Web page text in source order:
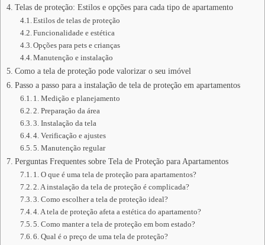
Telas de proteção: Estilos e opções para cada tipo de apartamento
Estilos de telas de proteção
Funcionalidade e estética
Opções para pets e crianças
Manutenção e instalação
Como a tela de proteção pode valorizar o seu imóvel
Passo a passo para a instalação de tela de proteção em apartamentos
1. Medição e planejamento
2. Preparação da área
3. Instalação da tela
4. Verificação e ajustes
5. Manutenção regular
Perguntas Frequentes sobre Tela de Proteção para Apartamentos
1. O que é uma tela de proteção para apartamentos?
2. A instalação da tela de proteção é complicada?
3. Como escolher a tela de proteção ideal?
4. A tela de proteção afeta a estética do apartamento?
5. Como manter a tela de proteção em bom estado?
6. Qual é o preço de uma tela de proteção?